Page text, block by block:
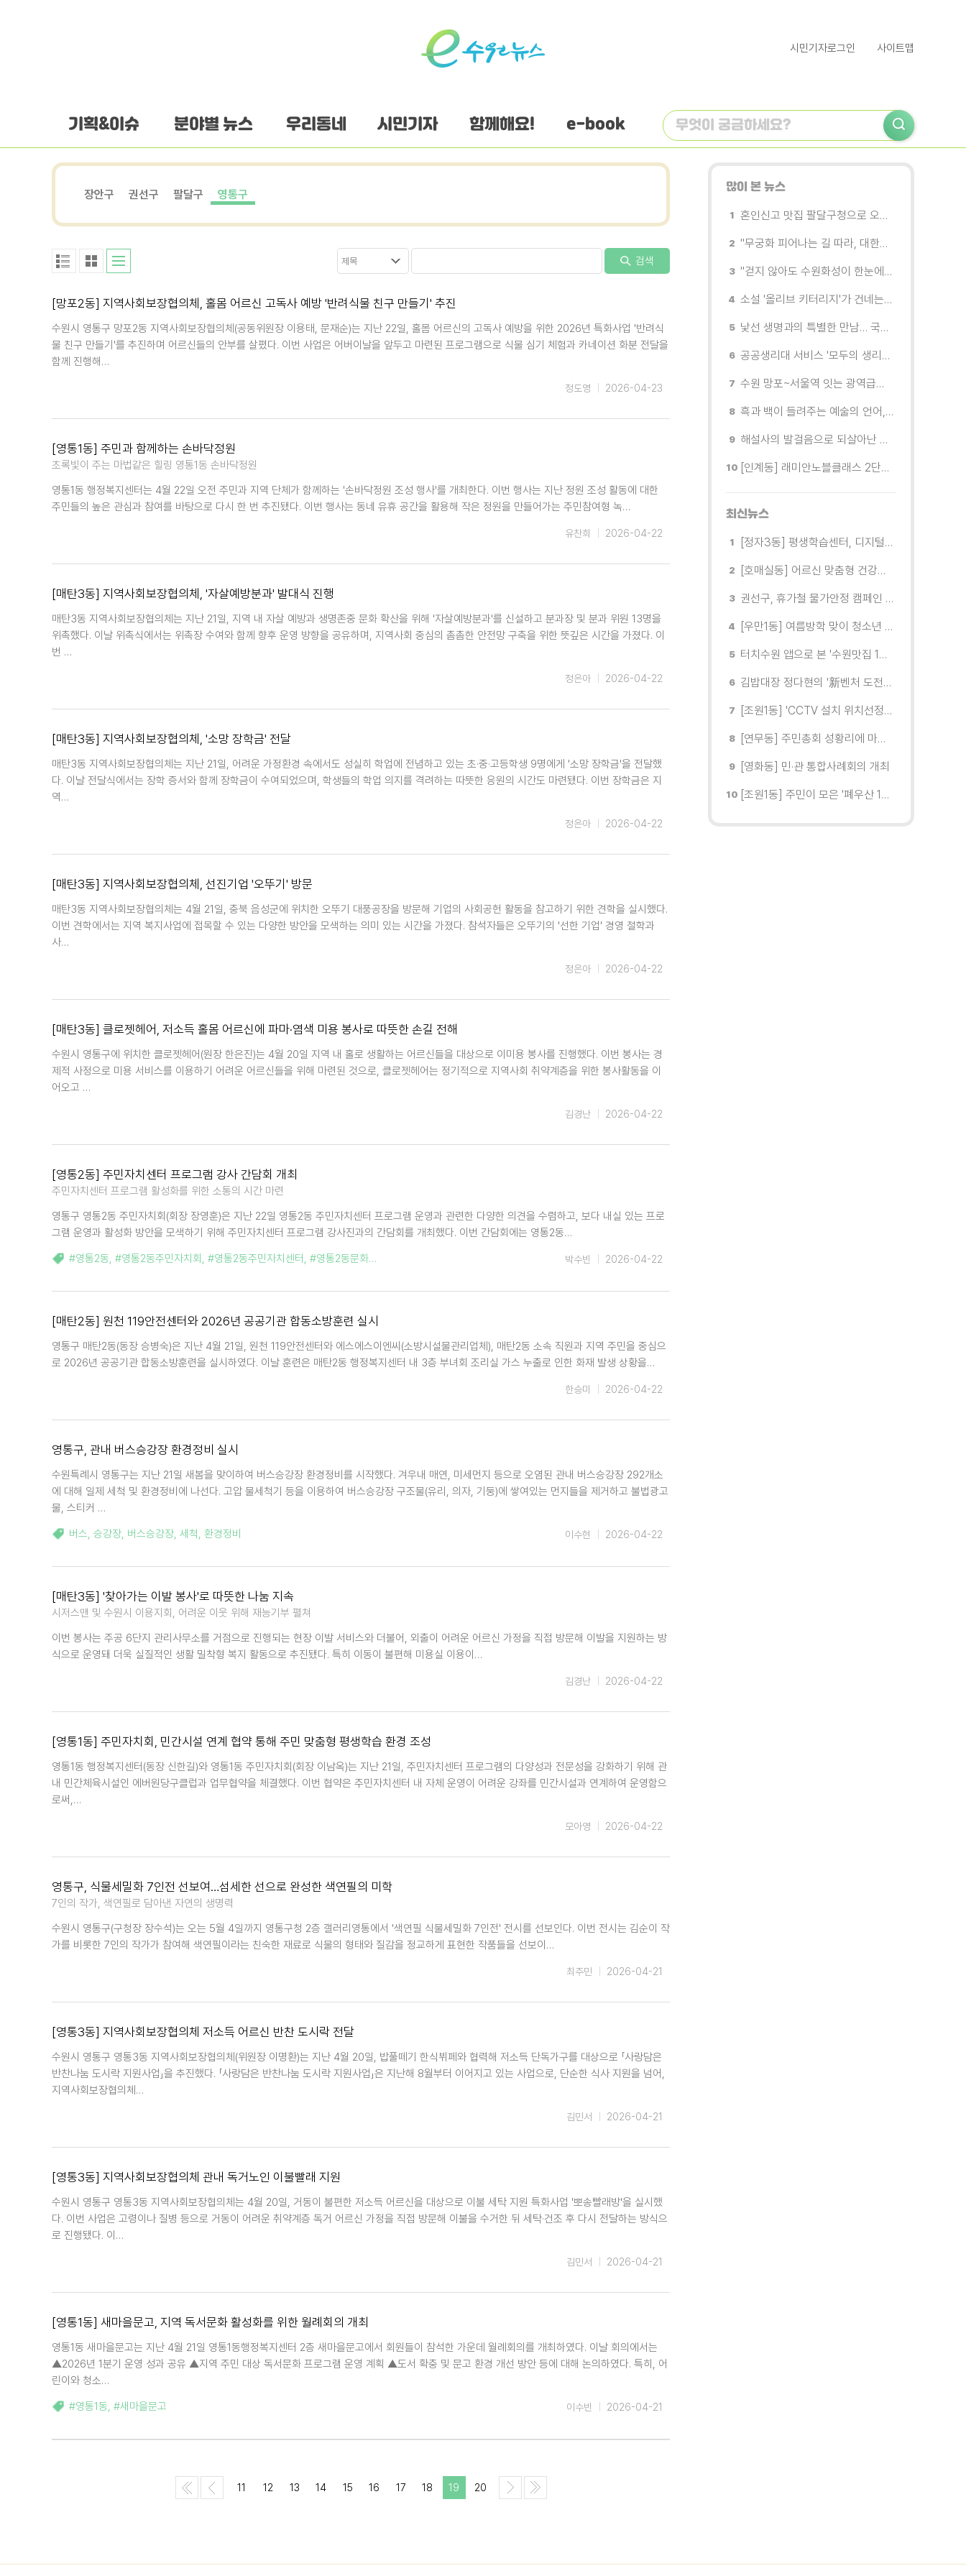
시민기자로그인 사이트맵
기획&이슈 분야별 뉴스 우리동네 시민기자 함께해요! e-book
장안구 권선구 팔달구 영통구
검색
[망포2동] 지역사회보장협의체, 홀몸 어르신 고독사 예방 '반려식물 친구 만들기' 추진
수원시 영통구 망포2동 지역사회보장협의체(공동위원장 이용태, 문재순)는 지난 22일, 홀몸 어르신의 고독사 예방을 위한 2026년 특화사업 '반려식
물 친구 만들기'를 추진하며 어르신들의 안부를 살폈다. 이번 사업은 어버이날을 앞두고 마련된 프로그램으로 식물 심기 체험과 카네이션 화분 전달을
함께 진행해…
2026-04-23
정도영
[영통1동] 주민과 함께하는 손바닥정원
초록빛이 주는 마법같은 힐링 영통1동 손바닥정원
영통1동 행정복지센터는 4월 22일 오전 주민과 지역 단체가 함께하는 '손바닥정원 조성 행사'를 개최한다. 이번 행사는 지난 정원 조성 활동에 대한
주민들의 높은 관심과 참여를 바탕으로 다시 한 번 추진됐다. 이번 행사는 동네 유휴 공간을 활용해 작은 정원을 만들어가는 주민참여형 녹…
2026-04-22
유찬희
[매탄3동] 지역사회보장협의체, '자살예방분과' 발대식 진행
매탄3동 지역사회보장협의체는 지난 21일, 지역 내 자살 예방과 생명존중 문화 확산을 위해 '자살예방분과'를 신설하고 분과장 및 분과 위원 13명을
위촉했다. 이날 위촉식에서는 위촉장 수여와 함께 향후 운영 방향을 공유하며, 지역사회 중심의 촘촘한 안전망 구축을 위한 뜻깊은 시간을 가졌다. 이
번 …
2026-04-22
정은아
[매탄3동] 지역사회보장협의체, '소망 장학금' 전달
매탄3동 지역사회보장협의체는 지난 21일, 어려운 가정환경 속에서도 성실히 학업에 전념하고 있는 초·중·고등학생 9명에게 '소망 장학금'을 전달했
다. 이날 전달식에서는 장학 증서와 함께 장학금이 수여되었으며, 학생들의 학업 의지를 격려하는 따뜻한 응원의 시간도 마련됐다. 이번 장학금은 지
역…
2026-04-22
정은아
[매탄3동] 지역사회보장협의체, 선진기업 '오뚜기' 방문
매탄3동 지역사회보장협의체는 4월 21일, 충북 음성군에 위치한 오뚜기 대풍공장을 방문해 기업의 사회공헌 활동을 참고하기 위한 견학을 실시했다.
이번 견학에서는 지역 복지사업에 접목할 수 있는 다양한 방안을 모색하는 의미 있는 시간을 가졌다. 참석자들은 오뚜기의 '선한 기업' 경영 철학과
사…
2026-04-22
정은아
[매탄3동] 클로젯헤어, 저소득 홀몸 어르신에 파마·염색 미용 봉사로 따뜻한 손길 전해
수원시 영통구에 위치한 클로젯헤어(원장 한은진)는 4월 20일 지역 내 홀로 생활하는 어르신들을 대상으로 이미용 봉사를 진행했다. 이번 봉사는 경
제적 사정으로 미용 서비스를 이용하기 어려운 어르신들을 위해 마련된 것으로, 클로젯헤어는 정기적으로 지역사회 취약계층을 위한 봉사활동을 이
어오고 …
2026-04-22
김경난
[영통2동] 주민자치센터 프로그램 강사 간담회 개최
주민자치센터 프로그램 활성화를 위한 소통의 시간 마련
영통구 영통2동 주민자치회(회장 장영훈)은 지난 22일 영통2동 주민자치센터 프로그램 운영과 관련한 다양한 의견을 수렴하고, 보다 내실 있는 프로
그램 운영과 활성화 방안을 모색하기 위해 주민자치센터 프로그램 강사진과의 간담회를 개최했다. 이번 간담회에는 영통2동…
#영통2동, #영통2동주민자치회 , #영통2동주민자치센터 , #영통2동문화센터 2026-04-22
박수빈
[매탄2동] 원천 119안전센터와 2026년 공공기관 합동소방훈련 실시
영통구 매탄2동(동장 승병숙)은 지난 4월 21일, 원천 119안전센터와 에스에스이엔씨(소방시설물관리업체), 매탄2동 소속 직원과 지역 주민을 중심으
로 2026년 공공기관 합동소방훈련을 실시하였다. 이날 훈련은 매탄2동 행정복지센터 내 3층 부녀회 조리실 가스 누출로 인한 화재 발생 상황을…
2026-04-22
한승미
영통구, 관내 버스승강장 환경정비 실시
수원특례시 영통구는 지난 21일 새봄을 맞이하여 버스승강장 환경정비를 시작했다. 겨우내 매연, 미세먼지 등으로 오염된 관내 버스승강장 292개소
에 대해 일제 세척 및 환경정비에 나선다. 고압 물세척기 등을 이용하여 버스승강장 구조물(유리, 의자, 기둥)에 쌓여있는 먼지들을 제거하고 불법광고
물, 스티커 …
버스, 승강장, 버스승강장, 세척, 환경정비 2026-04-22
이수현
[매탄3동] '찾아가는 이발 봉사'로 따뜻한 나눔 지속
시저스맨 및 수원시 이용지회, 어려운 이웃 위해 재능기부 펼쳐
이번 봉사는 주공 6단지 관리사무소를 거점으로 진행되는 현장 이발 서비스와 더불어, 외출이 어려운 어르신 가정을 직접 방문해 이발을 지원하는 방
식으로 운영돼 더욱 실질적인 생활 밀착형 복지 활동으로 추진됐다. 특히 이동이 불편해 미용실 이용이…
2026-04-22
김경난
[영통1동] 주민자치회, 민간시설 연계 협약 통해 주민 맞춤형 평생학습 환경 조성
영통1동 행정복지센터(동장 신한길)와 영통1동 주민자치회(회장 이남옥)는 지난 21일, 주민자치센터 프로그램의 다양성과 전문성을 강화하기 위해 관
내 민간체육시설인 에버원당구클럽과 업무협약을 체결했다. 이번 협약은 주민자치센터 내 자체 운영이 어려운 강좌를 민간시설과 연계하여 운영함으
로써,…
2026-04-22
모아영
영통구, 식물세밀화 7인전 선보여…섬세한 선으로 완성한 색연필의 미학
7인의 작가, 색연필로 담아낸 자연의 생명력
수원시 영통구(구청장 장수석)는 오는 5월 4일까지 영통구청 2층 갤러리영통에서 '색연필 식물세밀화 7인전' 전시를 선보인다. 이번 전시는 김순이 작
가를 비롯한 7인의 작가가 참여해 색연필이라는 친숙한 재료로 식물의 형태와 질감을 정교하게 표현한 작품들을 선보이…
2026-04-21
최주민
[영통3동] 지역사회보장협의체 저소득 어르신 반찬 도시락 전달
수원시 영통구 영통3동 지역사회보장협의체(위원장 이명환)는 지난 4월 20일, 밥풀떼기 한식뷔페와 협력해 저소득 단독가구를 대상으로 「사랑담은
반찬나눔 도시락 지원사업」을 추진했다. 「사랑담은 반찬나눔 도시락 지원사업」은 지난해 8월부터 이어지고 있는 사업으로, 단순한 식사 지원을 넘어,
지역사회보장협의체…
2026-04-21
김민서
[영통3동] 지역사회보장협의체 관내 독거노인 이불빨래 지원
수원시 영통구 영통3동 지역사회보장협의체는 4월 20일, 거동이 불편한 저소득 어르신을 대상으로 이불 세탁 지원 특화사업 '뽀송빨래방'을 실시했
다. 이번 사업은 고령이나 질병 등으로 거동이 어려운 취약계층 독거 어르신 가정을 직접 방문해 이불을 수거한 뒤 세탁·건조 후 다시 전달하는 방식으
로 진행됐다. 이…
2026-04-21
김민서
[영통1동] 새마을문고, 지역 독서문화 활성화를 위한 월례회의 개최
영통1동 새마을문고는 지난 4월 21일 영통1동행정복지센터 2층 새마을문고에서 회원들이 참석한 가운데 월례회의를 개최하였다. 이날 회의에서는
▲2026년 1분기 운영 성과 공유 ▲지역 주민 대상 독서문화 프로그램 운영 계획 ▲도서 확충 및 문고 환경 개선 방안 등에 대해 논의하였다. 특히, 어
린이와 청소…
#영통1동, #새마을문고 2026-04-21
이수빈
11 12 13 14 15 16 17 18 19 20
많이 본 뉴스
혼인신고 맛집 팔달구청으로 오세요
"무궁화 피어나는 길 따라, 대한민국을 걷는다"
"걷지 않아도 수원화성이 한눈에"…무장애 관광버스 '수원행차' 타보니
소설 '올리브 키터리지'가 건네는 삶과 연민의 철학
낯선 생명과의 특별한 만남… 국제전 《패트리샤 피치니니: 킨쉽》
공공생리대 서비스 '모두의 생리대' 시범 운영...수원시청·4개 구청 등에 지급기 설치
수원 망포~서울역 잇는 광역급행버스 M5165번, 8월 3일 개통
흑과 백이 들려주는 예술의 언어, 수원시립미술관 소장품전《블랑 블랙 파노라마》
해설사의 발걸음으로 되살아난 수원의 독립운동 역사
[인계동] 래미안노블클래스 2단지 경로당, 무더위 속 독거노인에게 '따뜻한 한 끼' 대접
최신뉴스
[정자3동] 평생학습센터, 디지털 생활문해교실 개강
[호매실동] 어르신 맞춤형 건강특화사업 「은빛반짝 실버종이공방」 운영
권선구, 휴가철 물가안정 캠페인 전개
[우만1동] 여름방학 맞이 청소년 유해환경 캠페인 실시
터치수원 앱으로 본 '수원맛집 100선'... 장안구 맛집을 찾다
김밥대장 정다현의 '新벤처 도전이야기'
[조원1동] 'CCTV 설치 위치선정협의회' 회의 개최
[연무동] 주민총회 성황리에 마무리
[영화동] 민·관 통합사례회의 개최
[조원1동] 주민이 모은 '폐우산 100개' 수원여대에 1차 전달